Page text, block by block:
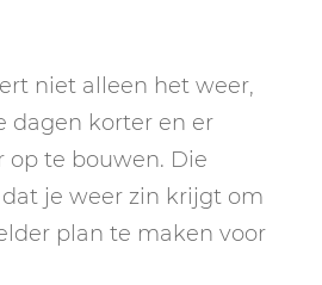
niet alleen het weer,
dagen korter en er
te bouwen. Die
je weer zin krijgt om
plan te maken voor